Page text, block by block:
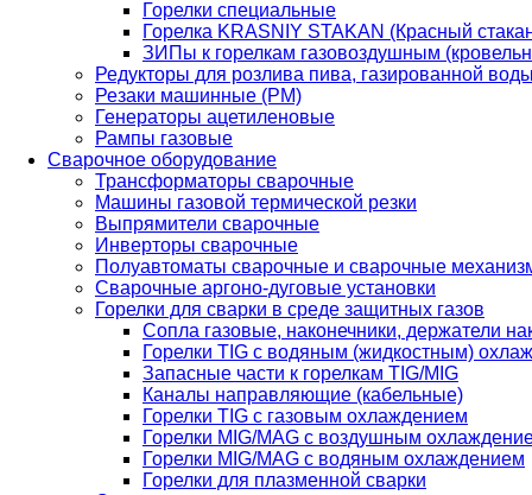
Горелки специальные
Горелка KRASNIY STAKAN (Красный
ЗИПы к горелкам газовоздушным
Редукторы для розлива пива, газированной
Резаки машинные (РМ)
Генераторы ацетиленовые
Рампы газовые
Сварочное оборудование
Трансформаторы сварочные
Машины газовой термической резки
Выпрямители сварочные
Инверторы сварочные
Полуавтоматы сварочные и сварочные
Сварочные аргоно-дуговые установки
Горелки для сварки в среде защитных газов
Сопла газовые, наконечники, держатели
Горелки TIG с водяным (жидкостным)
Запасные части к горелкам TIG/MIG
Каналы направляющие (кабельные)
Горелки TIG с газовым охлаждением
Горелки MIG/MAG с воздушным
Горелки MIG/MAG с водяным охлаждением
Горелки для плазменной сварки